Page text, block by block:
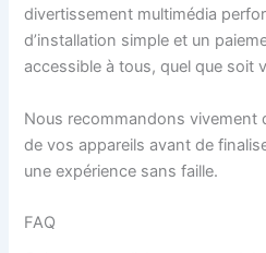
divertissement multimédia
d’installation simple et un
accessible à tous, quel que soit
Nous recommandons vivement
de vos appareils avant de
une expérience sans faille.
FAQ